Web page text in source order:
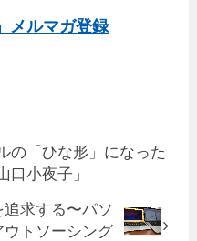
メルマガ登録
の「ひな形」になった
口小夜子」
求する〜パソ
ウトソーシング